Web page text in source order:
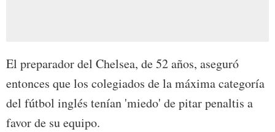
El preparador del Chelsea, de 52 años, aseguró
entonces que los colegiados de la máxima categoría
del fútbol inglés tenían 'miedo' de pitar penaltis a
favor de su equipo.